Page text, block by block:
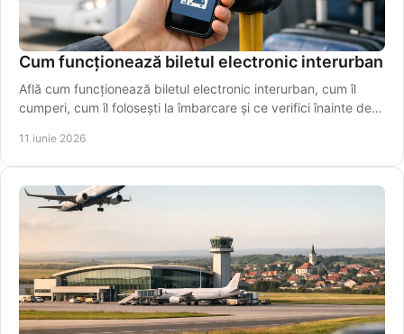
Cum funcționează biletul electronic interurban
Află cum funcționează biletul electronic interurban, cum îl
cumperi, cum îl folosești la îmbarcare și ce verifici înainte de
11 iunie 2026